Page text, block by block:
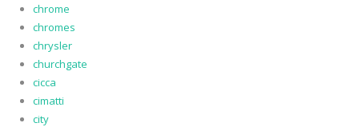
chrome
chromes
chrysler
churchgate
cicca
cimatti
city